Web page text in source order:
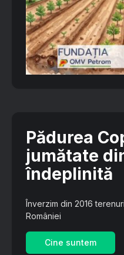
Pădurea
jumătate
îndeplinită
Înverzim din 2016
României
Cine suntem